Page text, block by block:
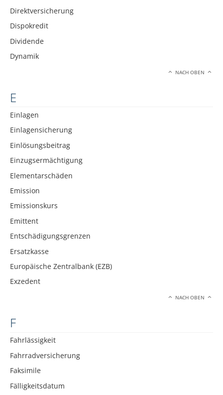
Direktversicherung
Dispokredit
Dividende
Dynamik
NACH OBEN
E
Einlagen
Einlagensicherung
Einlösungsbeitrag
Einzugsermächtigung
Elementarschäden
Emission
Emissionskurs
Emittent
Entschädigungsgrenzen
Ersatzkasse
Europäische Zentralbank (EZB)
Exzedent
NACH OBEN
F
Fahrlässigkeit
Fahrradversicherung
Faksimile
Fälligkeitsdatum